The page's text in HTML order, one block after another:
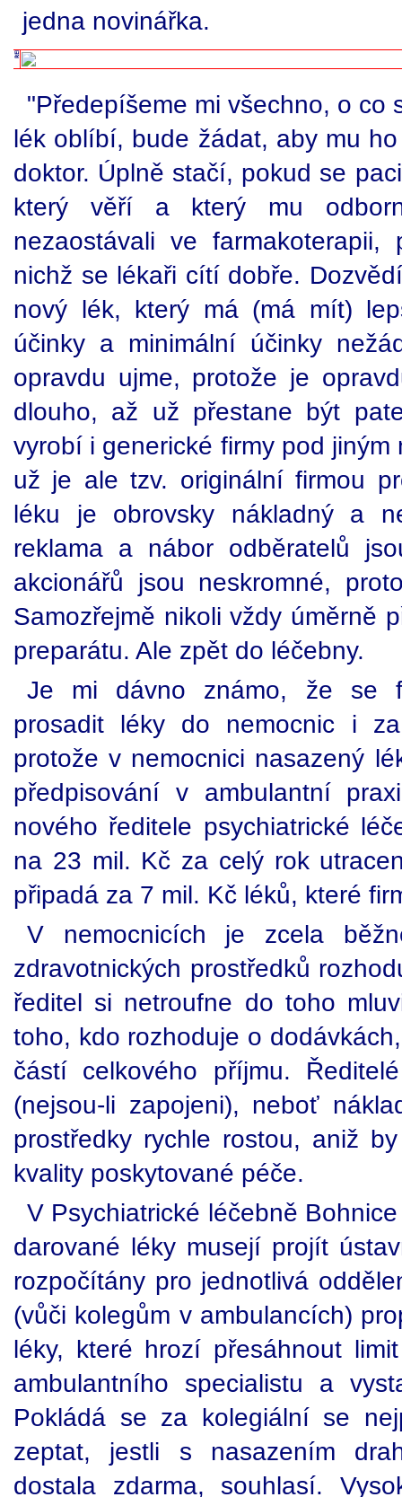
jedna novinářka.
"Předepíšeme mi všechno, o co
lék oblíbí, bude žádat, aby mu
doktor. Úplně stačí, pokud se
který věří a který mu
nezaostávali ve
nichž se lékaři cítí dobře.
nový lék, který má (má mít)
účinky a minimální účinky
opravdu ujme, protože je
dlouho, až už přestane být
vyrobí i generické firmy pod jiným
už je ale tzv. originální firmou
léku je obrovsky nákladný a
reklama a nábor odběratelů
akcionářů jsou neskromné,
Samozřejmě nikoli vždy úměrně
preparátu. Ale zpět do léčebny.
Je mi dávno známo, že se
prosadit léky do nemocnic i
protože v nemocnici nasazený
předpisování v ambulantní
nového ředitele psychiatrické
na 23 mil. Kč za celý rok
připadá za 7 mil. Kč léků, které
V nemocnicích je zcela
zdravotnických prostředků
ředitel si netroufne do toho
toho, kdo rozhoduje o
částí celkového příjmu.
(nejsou-li zapojeni), neboť
prostředky rychle rostou, aniž
kvality poskytované péče.
V Psychiatrické léčebně
darované léky musejí projít
rozpočítány pro jednotlivá
(vůči kolegům v ambulancích)
léky, které hrozí přesáhnout
ambulantního specialistu a
Pokládá se za kolegiální se
zeptat, jestli s nasazením
dostala zdarma, souhlasí.